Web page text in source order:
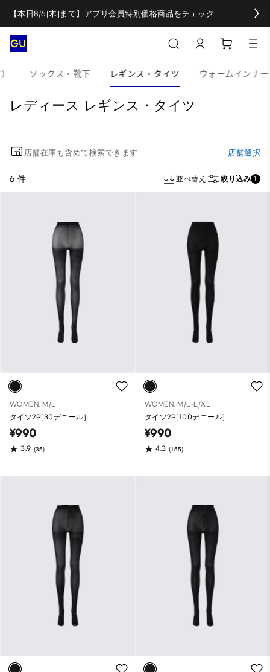
【本日8/6(木)まで】アプリ会員特別価格商品をチェック
ソックス・靴下 レギンス・タイツ ウォームインナー
レディース レギンス・タイツ
店舗在庫も含めて検索できます 店舗選択
6 件 並べ替え 絞り込み 1
WOMEN, M/L
タイツ2P(30デニール)
¥990
3.9 (35)
WOMEN, M/L-L/XL
タイツ2P(100デニール)
¥990
4.3 (155)